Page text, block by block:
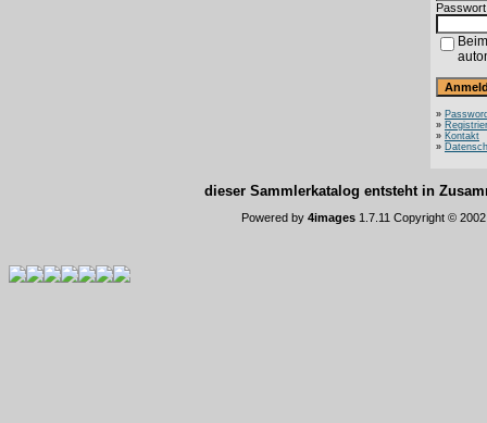
»
»
» Kontakt
»
dieser Sammlerkatalog entsteht in
Powered by 4images 1.7.11 Copyright ©